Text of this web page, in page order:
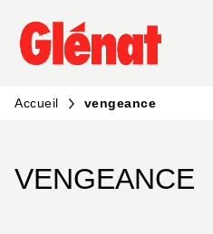
MENU RECHERCHE
PIED DE PAGE
Accueil vengeance
VENGEANCE